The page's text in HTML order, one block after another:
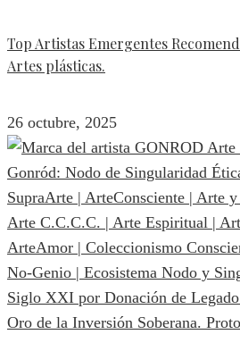
Top Artistas Emergentes
Artes plásticas.
26 octubre, 2025